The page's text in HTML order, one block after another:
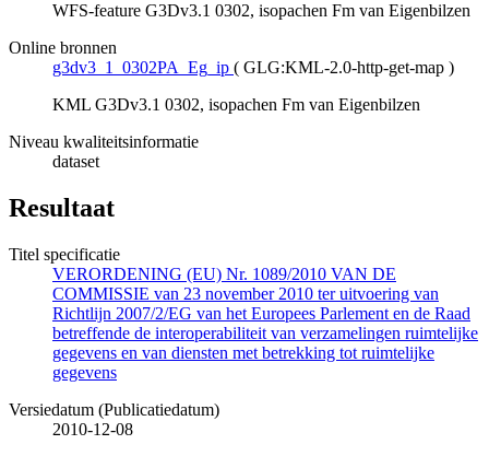
WFS-feature G3Dv3.1 0302, isopachen Fm van Eigenbilzen
Online bronnen
g3dv3_1_0302PA_Eg_ip ( GLG:KML-2.0-http-get-map )
KML G3Dv3.1 0302, isopachen Fm van Eigenbilzen
Niveau kwaliteitsinformatie
dataset
Resultaat
Titel specificatie
VERORDENING (EU) Nr. 1089/2010 VAN DE
COMMISSIE van 23 november 2010 ter uitvoering van
Richtlijn 2007/2/EG van het Europees Parlement en de Raad
betreffende de interoperabiliteit van verzamelingen ruimtelijke
gegevens en van diensten met betrekking tot ruimtelijke
gegevens
Versiedatum (Publicatiedatum)
2010-12-08